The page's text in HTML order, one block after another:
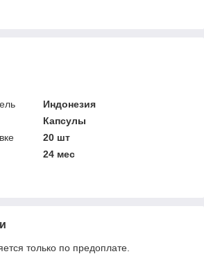
Индонезия
Капсулы
20 шт
24 мес
только по предоплате.